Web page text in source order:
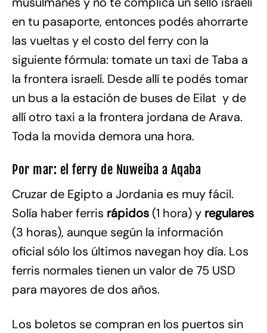
en tu pasaporte, entonces podés ahorrarte
las vueltas y el costo del ferry con la
siguiente fórmula: tomate un taxi de Taba a
la frontera israelí. Desde allí te podés tomar
un bus a la estación de buses de Eilat y de
allí otro taxi a la frontera jordana de Arava.
Toda la movida demora una hora.
Por mar: el ferry de Nuweiba a Aqaba
Cruzar de Egipto a Jordania es muy fácil.
Solía haber ferris rápidos (1 hora) y regulares
(3 horas), aunque según la información
oficial sólo los últimos navegan hoy día. Los
ferris normales tienen un valor de 75 USD
para mayores de dos años.
Los boletos se compran en los puertos sin